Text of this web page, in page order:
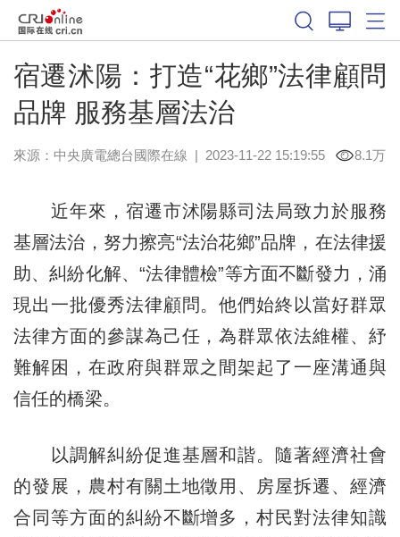
宿遷沭陽：打造“花鄉”法律顧問
品牌 服務基層法治
來源：中央廣電總台國際在線 | 2023-11-22 15:19:55 8.1万
近年來，宿遷市沭陽縣司法局致力於服務
基層法治，努力擦亮“法治花鄉”品牌，在法律援
助、糾紛化解、“法律體檢”等方面不斷發力，涌
現出一批優秀法律顧問。他們始終以當好群眾
法律方面的參謀為己任，為群眾依法維權、紓
難解困，在政府與群眾之間架起了一座溝通與
信任的橋梁。
以調解糾紛促進基層和諧。隨著經濟社會
的發展，農村有關土地徵用、房屋拆遷、經濟
合同等方面的糾紛不斷增多，村民對法律知識